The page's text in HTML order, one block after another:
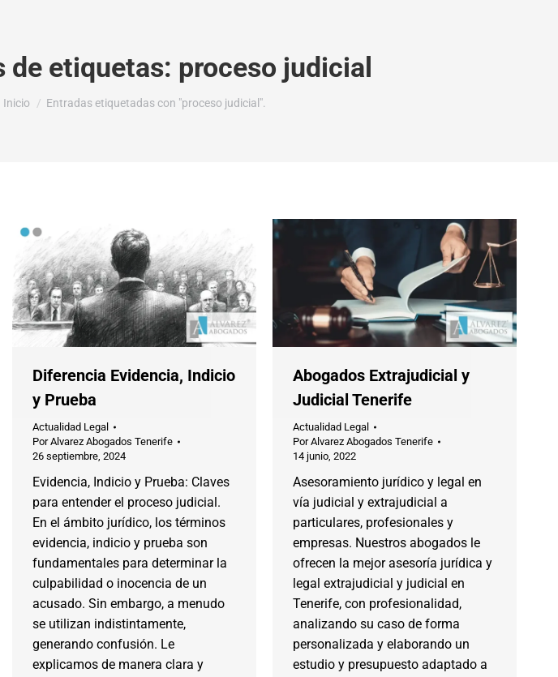
de etiquetas: proceso judicial
Estás aquí:
Inicio Entradas etiquetadas con "proceso judicial".
Diferencia Evidencia, Indicio
y Prueba
Actualidad Legal
PorAlvarez Abogados Tenerife
26 septiembre, 2024
Evidencia, Indicio y Prueba: Claves
para entender el proceso judicial.
En el ámbito jurídico, los términos
evidencia, indicio y prueba son
fundamentales para determinar la
culpabilidad o inocencia de un
acusado. Sin embargo, a menudo
se utilizan indistintamente,
generando confusión. Le
explicamos de manera clara y
Abogados Extrajudicial y
Judicial Tenerife
Actualidad Legal
PorAlvarez Abogados Tenerife
14 junio, 2022
Asesoramiento jurídico y legal en
vía judicial y extrajudicial a
particulares, profesionales y
empresas. Nuestros abogados le
ofrecen la mejor asesoría jurídica y
legal extrajudicial y judicial en
Tenerife, con profesionalidad,
analizando su caso de forma
personalizada y elaborando un
estudio y presupuesto adaptado a